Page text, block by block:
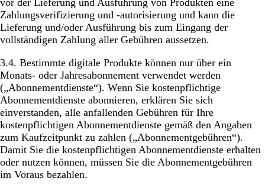
vor der Lieferung und Ausführung von Produkten eine
Zahlungsverifizierung und -autorisierung und kann die
Lieferung und/oder Ausführung bis zum Eingang der
vollständigen Zahlung aller Gebühren aussetzen.
3.4. Bestimmte digitale Produkte können nur über ein
Monats- oder Jahresabonnement verwendet werden
(„Abonnementdienste“). Wenn Sie kostenpflichtige
Abonnementdienste abonnieren, erklären Sie sich
einverstanden, alle anfallenden Gebühren für Ihre
kostenpflichtigen Abonnementdienste gemäß den Angaben
zum Kaufzeitpunkt zu zahlen („Abonnementgebühren“).
Damit Sie die kostenpflichtigen Abonnementdienste erhalten
oder nutzen können, müssen Sie die Abonnementgebühren
im Voraus bezahlen.